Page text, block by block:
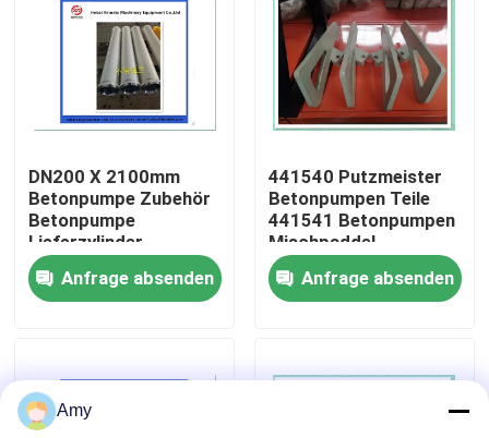
Über uns
Fabrik Tour
Kontakt
Referenzen
Betonpumpe-Teile Schwing
DN200 X 2100mm
Betonpumpe Zubehör
Betonpumpe
Lieferzylinder
Verschleißfest
Putzmeister
Anfrage absenden
441540 Putzmeister
Betonpumpen Teile
441541 Betonpumpen
Mischpaddel
Anfrage absenden
Amy